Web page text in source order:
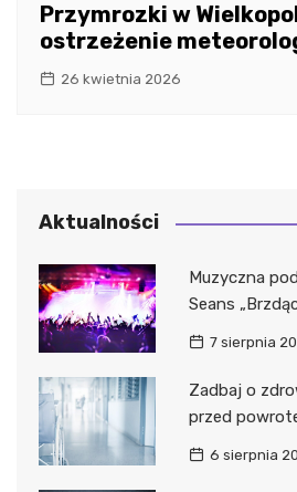
Przymrozki w
ostrzeżenie
26 kwietnia 2026
Aktualności
Muzyczna
Seans
7 sierpnia
Zadbaj o
przed
6 sierpnia